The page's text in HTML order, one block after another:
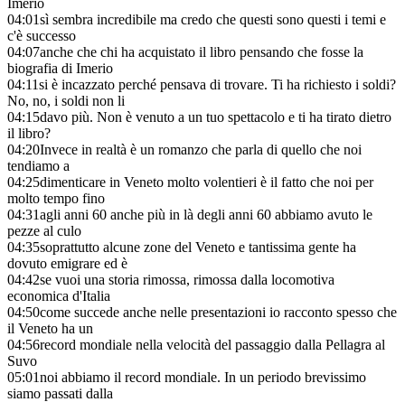
Imerio
04:01sì sembra incredibile ma credo che questi sono questi i temi e
c'è successo
04:07anche che chi ha acquistato il libro pensando che fosse la
biografia di Imerio
04:11si è incazzato perché pensava di trovare. Ti ha richiesto i soldi?
No, no, i soldi non li
04:15davo più. Non è venuto a un tuo spettacolo e ti ha tirato dietro
il libro?
04:20Invece in realtà è un romanzo che parla di quello che noi
tendiamo a
04:25dimenticare in Veneto molto volentieri è il fatto che noi per
molto tempo fino
04:31agli anni 60 anche più in là degli anni 60 abbiamo avuto le
pezze al culo
04:35soprattutto alcune zone del Veneto e tantissima gente ha
dovuto emigrare ed è
04:42se vuoi una storia rimossa, rimossa dalla locomotiva
economica d'Italia
04:50come succede anche nelle presentazioni io racconto spesso che
il Veneto ha un
04:56record mondiale nella velocità del passaggio dalla Pellagra al
Suvo
05:01noi abbiamo il record mondiale. In un periodo brevissimo
siamo passati dalla